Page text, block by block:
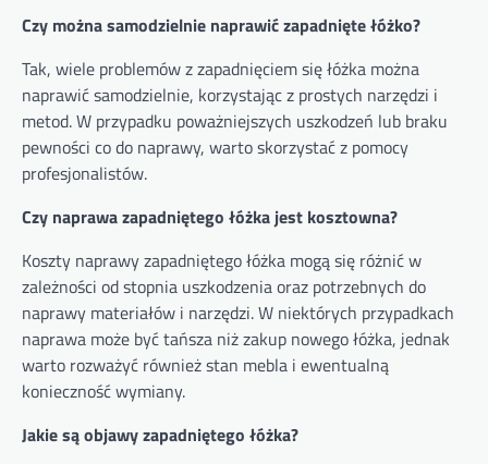
Czy można samodzielnie naprawić zapadnięte łóżko?
Tak, wiele problemów z zapadnięciem się łóżka można
naprawić samodzielnie, korzystając z prostych narzędzi i
metod. W przypadku poważniejszych uszkodzeń lub braku
pewności co do naprawy, warto skorzystać z pomocy
profesjonalistów.
Czy naprawa zapadniętego łóżka jest kosztowna?
Koszty naprawy zapadniętego łóżka mogą się różnić w
zależności od stopnia uszkodzenia oraz potrzebnych do
naprawy materiałów i narzędzi. W niektórych przypadkach
naprawa może być tańsza niż zakup nowego łóżka, jednak
warto rozważyć również stan mebla i ewentualną
konieczność wymiany.
Jakie są objawy zapadniętego łóżka?